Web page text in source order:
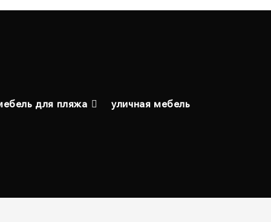
для пляжа уличная мебель